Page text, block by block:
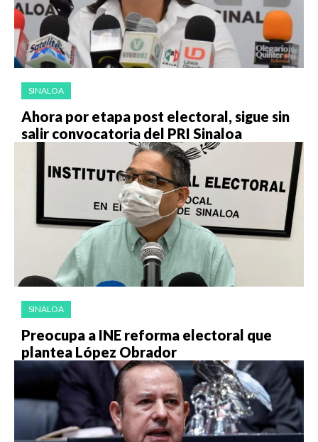
SINALOA
Ahora por etapa post electoral, sigue sin
salir convocatoria del PRI Sinaloa
SINALOA
Preocupa a INE reforma electoral que
plantea López Obrador